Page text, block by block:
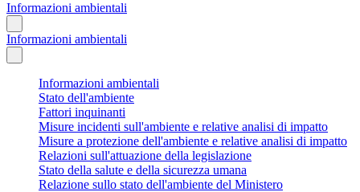
Informazioni ambientali
Informazioni ambientali
Informazioni ambientali
Stato dell'ambiente
Fattori inquinanti
Misure incidenti sull'ambiente e relative analisi di impatto
Misure a protezione dell'ambiente e relative analisi di impatto
Relazioni sull'attuazione della legislazione
Stato della salute e della sicurezza umana
Relazione sullo stato dell'ambiente del Ministero